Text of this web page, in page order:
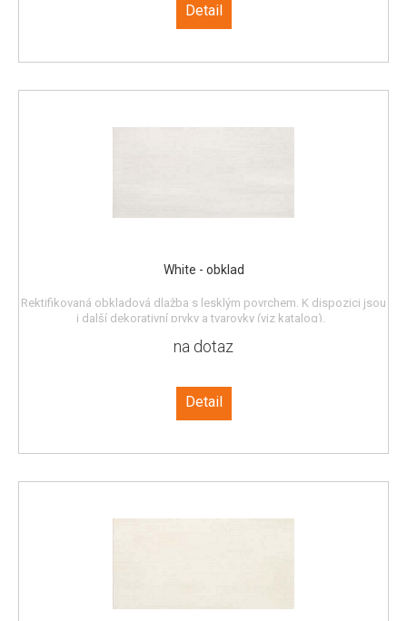
Detail
White - obklad
Rektifikovaná obkladová dlažba s lesklým povrchem. K dispozici jsou
i další dekorativní prvky a tvarovky (viz katalog).
na dotaz
Detail